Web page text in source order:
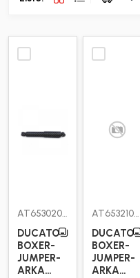
AT6530202N
DUCATO-
BOXER-
JUMPER-
ARKA
AT6532104PN
DUCATO-
BOXER-
JUMPER-
ARKA